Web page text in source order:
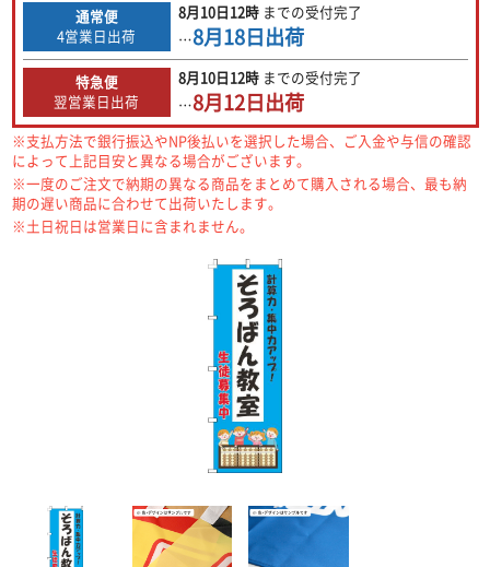
通常便
4営業日出荷
8月10日12時 までの受付完了
…8月18日出荷
特急便
翌営業日出荷
8月10日12時 までの受付完了
…8月12日出荷
※支払方法で銀行振込やNP後払いを選択した場合、ご入金や与信の確認
によって上記目安と異なる場合がございます。
※一度のご注文で納期の異なる商品をまとめて購入される場合、最も納
期の遅い商品に合わせて出荷いたします。
※土日祝日は営業日に含まれません。